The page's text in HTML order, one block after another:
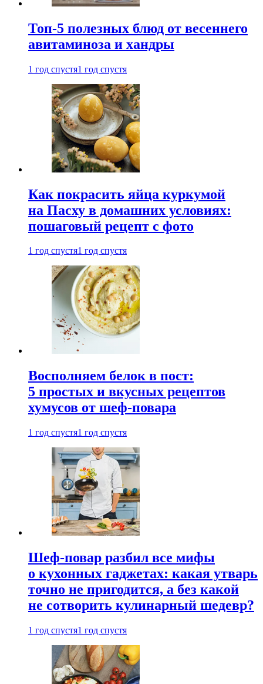
Топ-5 полезных блюд от весеннего
авитаминоза и хандры
1 год спустя1 год спустя
Как покрасить яйца куркумой
на Пасху в домашних условиях:
пошаговый рецепт с фото
1 год спустя1 год спустя
Восполняем белок в пост:
5 простых и вкусных рецептов
хумусов от шеф-повара
1 год спустя1 год спустя
Шеф-повар разбил все мифы
о кухонных гаджетах: какая утварь
точно не пригодится, а без какой
не сотворить кулинарный шедевр?
1 год спустя1 год спустя